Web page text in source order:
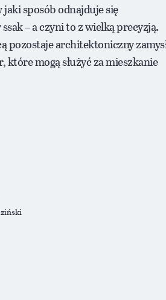
sposób odnajduje się
– a czyni to z wielką precyzją.
pozostaje architektoniczny
mogą służyć za mieszkanie